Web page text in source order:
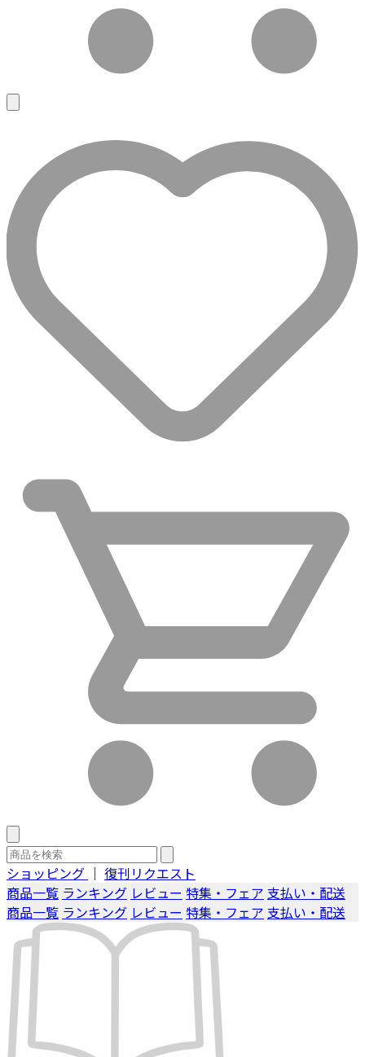
ショッピング ｜ 復刊リクエスト
商品一覧 ランキング レビュー 特集・フェア 支払い・配送
商品一覧 ランキング レビュー 特集・フェア 支払い・配送